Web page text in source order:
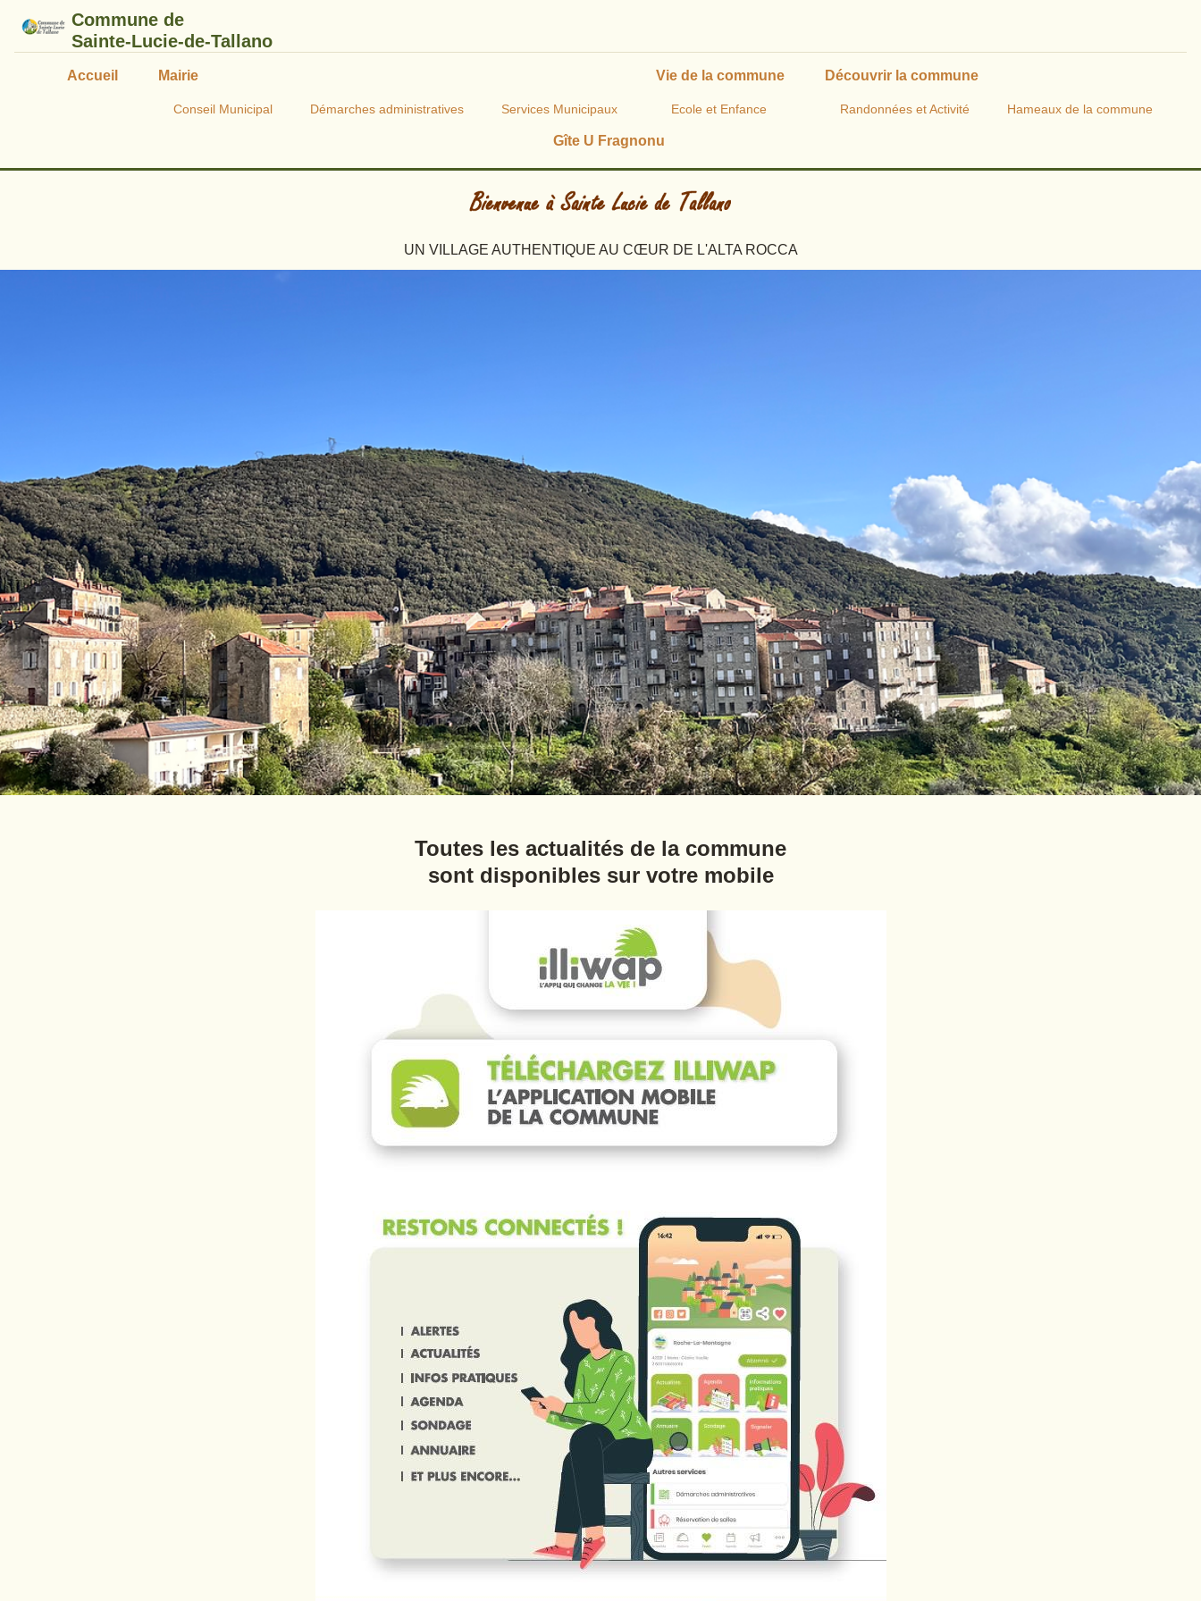
Commune de
Sainte-Lucie-de-Tallano
Accueil Mairie
Conseil Municipal Démarches administratives Services Municipaux
Vie de la commune
Ecole et Enfance
Découvrir la commune
Randonnées et Activité Hameaux de la commune
Gîte U Fragnonu
UN VILLAGE AUTHENTIQUE AU CŒUR DE L'ALTA ROCCA
Toutes les actualités de la commune
sont disponibles sur votre mobile